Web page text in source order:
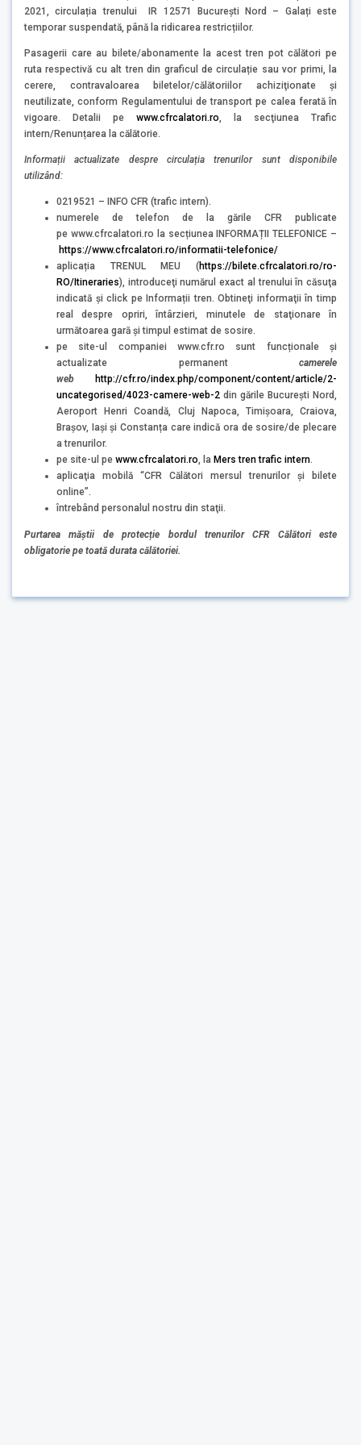
2021, circulația trenului IR 12571 București Nord – Galați este
temporar suspendată, până la ridicarea restricțiilor.
Pasagerii care au bilete/abonamente la acest tren pot călători pe
ruta respectivă cu alt tren din graficul de circulație sau vor primi, la
cerere, contravaloarea biletelor/călătoriilor achiziţionate şi
neutilizate, conform Regulamentului de transport pe calea ferată în
vigoare. Detalii pe www.cfrcalatori.ro, la secţiunea Trafic
intern/Renunțarea la călătorie.
Informații actualizate despre circulația trenurilor sunt disponibile
utilizând:
0219521 – INFO CFR (trafic intern).
numerele de telefon de la gările CFR publicate
pe www.cfrcalatori.ro la secțiunea INFORMAȚII TELEFONICE –
https://www.cfrcalatori.ro/informatii-telefonice/
aplicația TRENUL MEU (https://bilete.cfrcalatori.ro/ro-
RO/Itineraries), introduceţi numărul exact al trenului în căsuţa
indicată şi click pe Informații tren. Obtineţi informaţii în timp
real despre opriri, întârzieri, minutele de staţionare în
următoarea gară şi timpul estimat de sosire.
pe site-ul companiei www.cfr.ro sunt funcționale și
actualizate permanent camerele
web
http://cfr.ro/index.php/component/content/article/2-
uncategorised/4023-camere-web-2 din gările București Nord,
Aeroport Henri Coandă, Cluj Napoca, Timișoara, Craiova,
Brașov, Iași și Constanța care indică ora de sosire/de plecare
a trenurilor.
pe site-ul pe www.cfrcalatori.ro , la Mers tren trafic intern
aplicaţia mobilă “CFR Călători mersul trenurilor și bilete
online”.
întrebând personalul nostru din staţii.
Purtarea măștii de protecție bordul trenurilor CFR Călători este
obligatorie pe toată durata călătoriei.